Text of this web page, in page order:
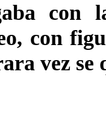
con
con
vez se